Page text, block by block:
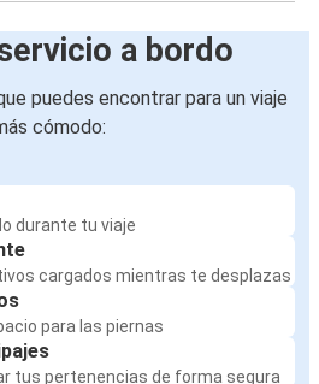
a bordo
puedes encontrar para un viaje
cómodo:
durante tu viaje
cargados mientras te desplazas
para las piernas
tus pertenencias de forma segura